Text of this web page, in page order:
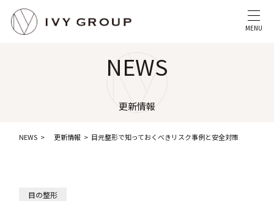
MENU
NEWS
更新情報
NEWS 更新情報 目元整形で知っておくべきリスク事例と安全対策
目の整形